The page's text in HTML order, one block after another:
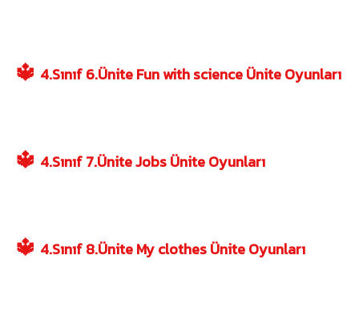
🔱 4.Sınıf 6.Ünite Fun with science Ünite Oyunları
🔱 4.Sınıf 7.Ünite Jobs Ünite Oyunları
🔱 4.Sınıf 8.Ünite My clothes Ünite Oyunları